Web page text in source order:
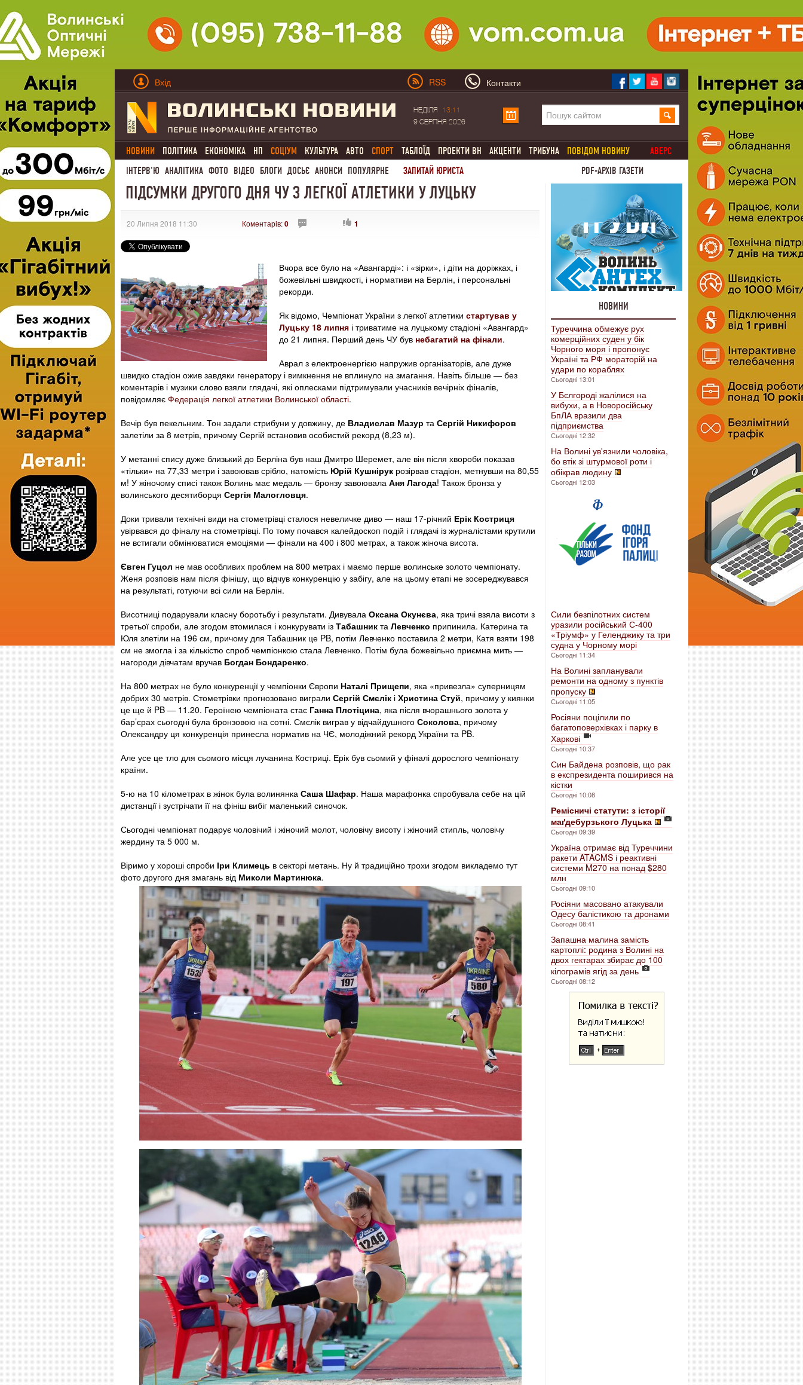
Вхід RSS Контакти
НЕДІЛЯ
13:11
9 СЕРПНЯ 2026
НОВИНИ ПОЛІТИКА ЕКОНОМІКА НП СОЦІУМ КУЛЬТУРА АВТО СПОРТ ТАБЛОЇД ПРОЕКТИ ВН АКЦЕНТИ ТРИБУНА ПОВІДОМ НОВИНУ
АВЕРС
ІНТЕРВ'Ю АНАЛІТИКА ФОТО ВІДЕО БЛОГИ ДОСЬЄ АНОНСИ ПОПУЛЯРНЕ ЗАПИТАЙ ЮРИСТА PDF-АРХІВ ГАЗЕТИ
ПІДСУМКИ ДРУГОГО ДНЯ ЧУ З ЛЕГКОЇ АТЛЕТИКИ У ЛУЦЬКУ
20 Липня 2018 11:30 Коментарів:0 1
Вчора все було на «Авангарді»: і «зірки», і діти на доріжках, і
божевільні швидкості, і нормативи на Берлін, і персональні
рекорди.
Як відомо, Чемпіонат України з легкої атлетики стартував у
Луцьку 18 липня і триватиме на луцькому стадіоні «Авангард»
до 21 липня. Перший день ЧУ був небагатий на фінали.
Аврал з електроенергією напружив організаторів, але дуже
швидко стадіон ожив завдяки генератору і вимкнення не вплинуло на змагання. Навіть більше — без
коментарів і музики слово взяли глядачі, які оплесками підтримували учасників вечірніх фіналів,
повідомляє Федерація легкої атлетики Волинської області.
Вечір був пекельним. Тон задали стрибуни у довжину, де Владислав Мазур та Сергій Никифоров
залетіли за 8 метрів, причому Сергій встановив особистий рекорд (8,23 м).
У метанні спису дуже близький до Берліна був наш Дмитро Шеремет, але він після хвороби показав
«тільки» на 77,33 метри і завоював срібло, натомість Юрій Кушнірук розірвав стадіон, метнувши на 80,55
м! У жіночому списі також Волинь має медаль — бронзу завоювала Аня Лагода! Також бронза у
волинського десятиборця Сергія Малогловця.
Доки тривали технічні види на стометрівці сталося невеличке диво — наш 17-річний Ерік Костриця
увірвався до фіналу на стометрівці. По тому почався калейдоскоп подій і глядачі із журналістами крутили
не встигали обмінюватися емоціями — фінали на 400 і 800 метрах, а також жіноча висота.
Євген Гуцол не мав особливих проблем на 800 метрах і маємо перше волинське золото чемпіонату.
Женя розповів нам після фінішу, що відчув конкуренцію у забігу, але на цьому етапі не зосереджувався
на результаті, готуючи всі сили на Берлін.
Висотниці подарували класну боротьбу і результати. Дивувала Оксана Окунєва, яка тричі взяла висоти з
третьої спроби, але згодом втомилася і конкурувати із Табашник та Левченко припинила. Катерина та
Юля злетіли на 196 см, причому для Табашник це PB, потім Левченко поставила 2 метри, Катя взяти 198
см не змогла і за кількістю спроб чемпіонкою стала Левченко. Потім була божевільно приємна мить —
нагороди дівчатам вручав Богдан Бондаренко.
На 800 метрах не було конкуренції у чемпіонки Європи Наталі Прищепи, яка «привезла» суперницям
добрих 30 метрів. Стометрівки прогнозовано виграли Сергій Смєлік і Христина Стуй, причому у киянки
це ще й PB — 11.20. Героїнею чемпіоната стає Ганна Плотіцина, яка після вчорашнього золота у
бар’єрах сьогодні була бронзовою на сотні. Смєлік виграв у відчайдушного Соколова, причому
Олександру ця конкуренція принесла норматив на ЧЄ, молодіжний рекорд України та PB.
Але усе це тло для сьомого місця лучанина Костриці. Ерік був сьомий у фіналі дорослого чемпіонату
країни.
5-ю на 10 кілометрах в жінок була волинянка Саша Шафар. Наша марафонка спробувала себе на цій
дистанції і зустрічати її на фініш вибіг маленький синочок.
Сьогодні чемпіонат подарує чоловічий і жіночий молот, чоловічу висоту і жіночий стипль, чоловічу
жердину та 5 000 м.
Віримо у хороші спроби Іри Климець в секторі метань. Ну й традиційно трохи згодом викладемо тут
фото другого дня змагань від Миколи Мартинюка.
НОВИНИ
Туреччина обмежує рух
комерційних суден у бік
Чорного моря і пропонує
Україні та РФ мораторій на
удари по кораблях
Сьогодні 13:01
У Бєлгороді жалілися на
вибухи, а в Новоросійську
БпЛА вразили два
підприємства
Сьогодні 12:32
На Волині ув'язнили чоловіка,
бо втік зі штурмової роти і
обікрав людину
Сьогодні 12:03
Сили безпілотних систем
уразили російський С-400
«Тріумф» у Геленджику та три
судна у Чорному морі
Сьогодні 11:34
На Волині запланували
ремонти на одному з пунктів
пропуску
Сьогодні 11:05
Росіяни поцілили по
багатоповерхівках і парку в
Харкові
Сьогодні 10:37
Син Байдена розповів, що рак
в експрезидента поширився на
кістки
Сьогодні 10:08
Ремісничі статути: з історії
маґдебурзького Луцька
Сьогодні 09:39
Україна отримає від Туреччини
ракети ATACMS і реактивні
системи M270 на понад $280
млн
Сьогодні 09:10
Росіяни масовано атакували
Одесу балістикою та дронами
Сьогодні 08:41
Запашна малина замість
картоплі: родина з Волині на
двох гектарах збирає до 100
кілограмів ягід за день
Сьогодні 08:12